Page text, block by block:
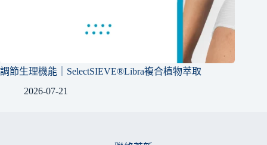
調節生理機能｜SelectSIEVE®Libra複合植物萃取
2026-07-21